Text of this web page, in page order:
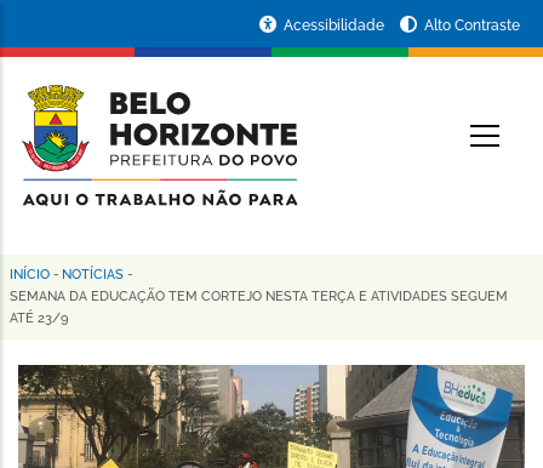
conteúdo
principal
da
Prefeitura
de
Horizonte
Acessibilidade Alto Contraste
Trilha
de
navegação
INÍCIO - NOTÍCIAS -
SEMANA DA EDUCAÇÃO TEM CORTEJO NESTA TERÇA E ATIVIDADES SEGUEM
ATÉ 23/9